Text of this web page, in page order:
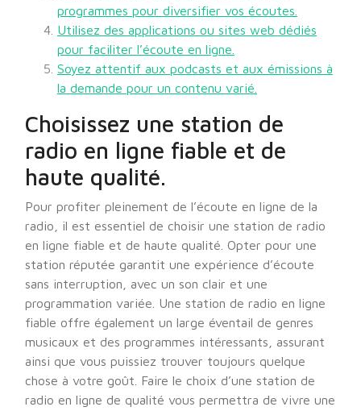
programmes pour diversifier vos écoutes.
Utilisez des applications ou sites web dédiés
pour faciliter l’écoute en ligne.
Soyez attentif aux podcasts et aux émissions à
la demande pour un contenu varié.
Choisissez une station de
radio en ligne fiable et de
haute qualité.
Pour profiter pleinement de l’écoute en ligne de la
radio, il est essentiel de choisir une station de radio
en ligne fiable et de haute qualité. Opter pour une
station réputée garantit une expérience d’écoute
sans interruption, avec un son clair et une
programmation variée. Une station de radio en ligne
fiable offre également un large éventail de genres
musicaux et des programmes intéressants, assurant
ainsi que vous puissiez trouver toujours quelque
chose à votre goût. Faire le choix d’une station de
radio en ligne de qualité vous permettra de vivre une